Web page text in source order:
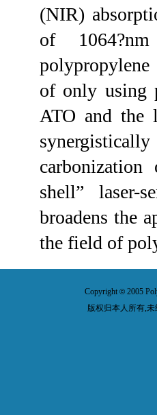
(NIR)
of
of only using
ATO and the
shell” laser-
broadens the
the field of
Copyright© 2005
版权归本人所有,